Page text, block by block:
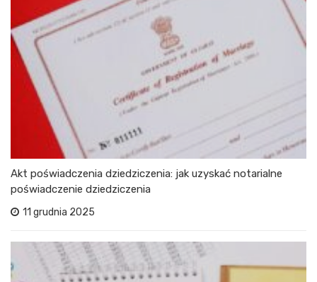
Akt poświadczenia dziedziczenia: jak uzyskać notarialne
poświadczenie dziedziczenia
11 grudnia 2025